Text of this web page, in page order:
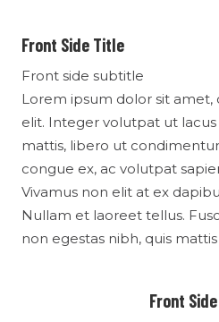
Front Side Title
Front side subtitle
Lorem ipsum dolor sit amet,
elit. Integer volutpat ut
mattis, libero ut
congue ex, ac volutpat
Vivamus non elit at ex
Nullam et laoreet tellus.
non egestas nibh, quis mattis
Front